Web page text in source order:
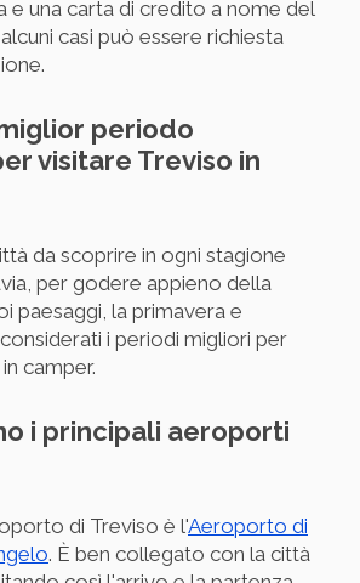
e una carta di credito a nome del
casi può essere richiesta
periodo
visitare Treviso in
da scoprire in ogni stagione
per godere appieno della
paesaggi, la primavera e
i periodi migliori per
camper.
i principali aeroporti
di Treviso è l'Aeroporto di
. È ben collegato con la città